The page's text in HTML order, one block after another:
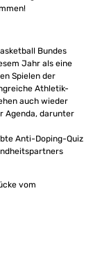
Bundes
Jahr als eine
Spielen der
Athletik-
auch wieder
Agenda, darunter
Anti-Doping-Quiz
vom